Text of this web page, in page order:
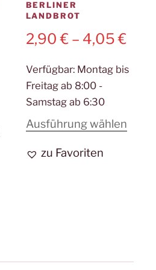
BERLINER
LANDBROT
2,90€– 4,05€
Verfügbar: Montag bis
Freitag ab 8:00 -
Samstag ab 6:30
Ausführung wählen
zu Favoriten